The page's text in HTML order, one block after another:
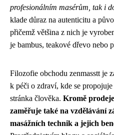
profesionálním masérům, tak i
klade důraz na autenticitu a
přičemž většina z nich je
je bambus, teakové dřevo nebo
Filozofie obchodu zenmasstt je
k péči o zdraví, kde se
stránka člověka. Kromě
zaměřuje také na vzdělávání
masážních technik a jejich